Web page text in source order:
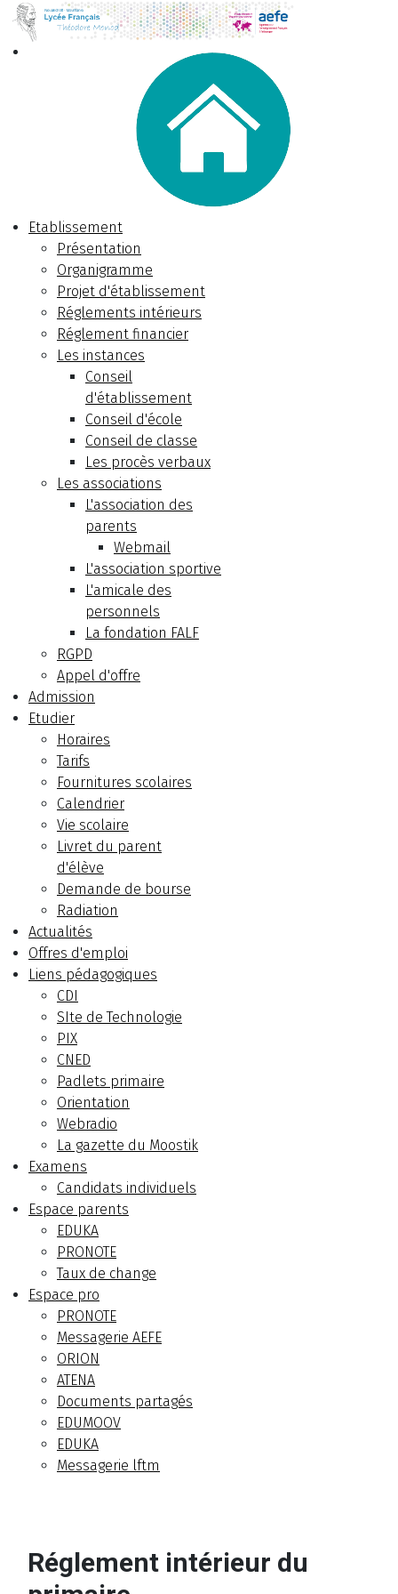
Etablissement
Présentation
Organigramme
Projet d'établissement
Réglements intérieurs
Réglement financier
Les instances
Conseil
d'établissement
Conseil d'école
Conseil de classe
Les procès verbaux
Les associations
L'association des
parents
Webmail
L'association sportive
L'amicale des
personnels
La fondation FALF
RGPD
Appel d'offre
Admission
Etudier
Horaires
Tarifs
Fournitures scolaires
Calendrier
Vie scolaire
Livret du parent
d'élève
Demande de bourse
Radiation
Actualités
Offres d'emploi
Liens pédagogiques
CDI
SIte de Technologie
PIX
CNED
Padlets primaire
Orientation
Webradio
La gazette du Moostik
Examens
Candidats individuels
Espace parents
EDUKA
PRONOTE
Taux de change
Espace pro
PRONOTE
Messagerie AEFE
ORION
ATENA
Documents partagés
EDUMOOV
EDUKA
Messagerie lftm
Réglement intérieur du